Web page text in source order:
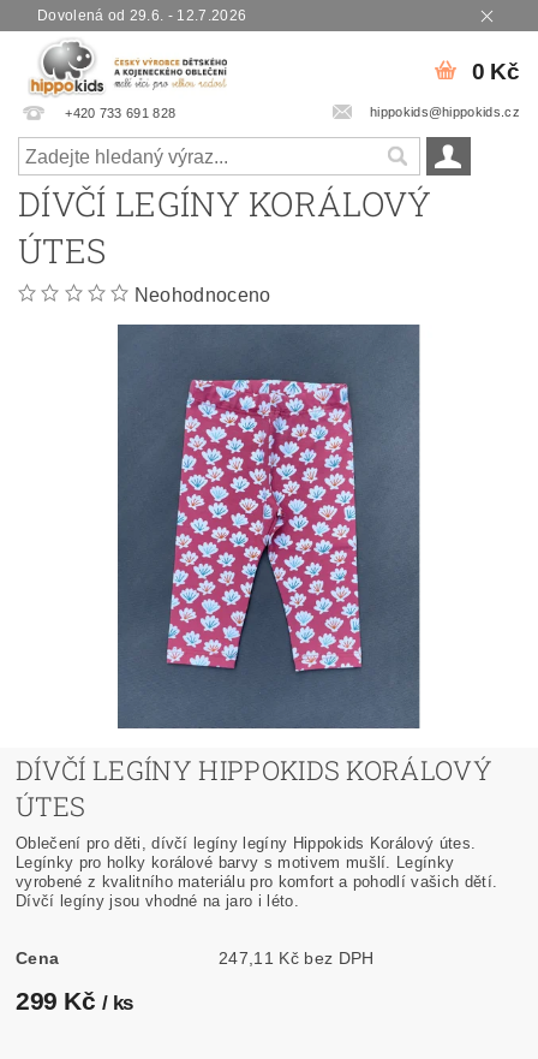
Dovolená od 29.6. - 12.7.2026
+420 733 691 828 hippokids@hippokids.cz
0 Kč
DÍVČÍ LEGÍNY KORÁLOVÝ
ÚTES
Neohodnoceno
DÍVČÍ LEGÍNY HIPPOKIDS KORÁLOVÝ
ÚTES
Oblečení pro děti, dívčí legíny legíny Hippokids Korálový útes.
Legínky pro holky korálové barvy s motivem mušlí. Legínky
vyrobené z kvalitního materiálu pro komfort a pohodlí vašich dětí.
Dívčí legíny jsou vhodné na jaro i léto.
Cena 247,11 Kč bez DPH
299 Kč / ks